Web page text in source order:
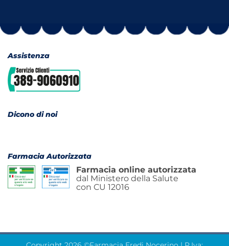
Assistenza
Dicono di noi
Farmacia Autorizzata
Farmacia online autorizzata
dal Ministero della Salute
con CU 12016